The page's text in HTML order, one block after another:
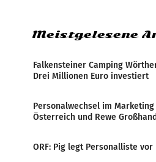
Meistgelesene
Falkensteiner Camping
Drei Millionen Euro investiert
Personalwechsel im Marketing
Österreich und Rewe
ORF: Pig legt Personalliste vor